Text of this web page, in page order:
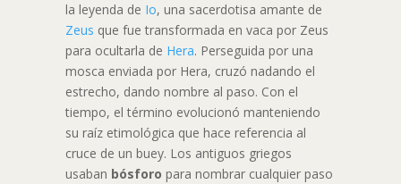
la leyenda de Io, una sacerdotisa amante de
Zeus que fue transformada en vaca por Zeus
para ocultarla de Hera. Perseguida por una
mosca enviada por Hera, cruzó nadando el
estrecho, dando nombre al paso. Con el
tiempo, el término evolucionó manteniendo
su raíz etimológica que hace referencia al
cruce de un buey. Los antiguos griegos
usaban bósforo para nombrar cualquier paso